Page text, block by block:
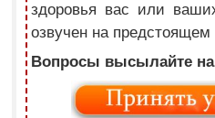
здоровья вас или
озвучен на предстоящем
Вопросы высылайте